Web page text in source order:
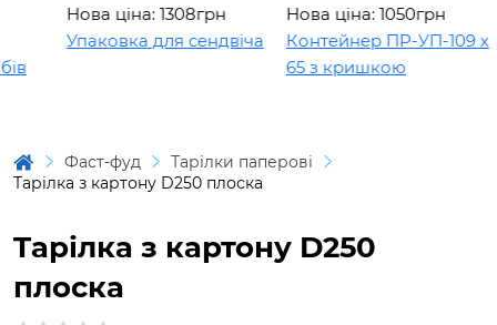
Нова ціна: 1308грн
Упаковка для сендвіча
Нова ціна: 1050грн
Контейнер ПР-УП-109 х
65 з кришкою
Фаст-фуд
Тарілки паперові
Tарілка з картону D250 плоска
Tарілка з картону D250
плоска